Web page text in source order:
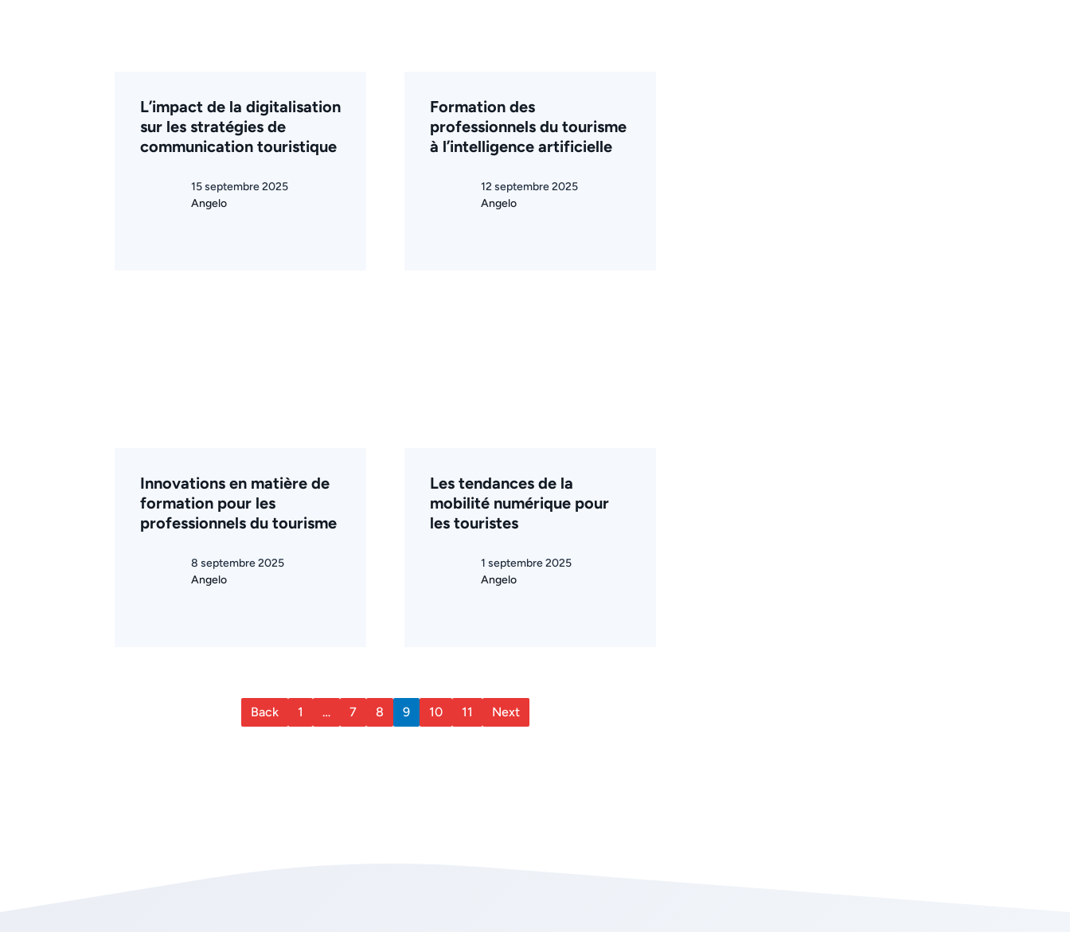
L’impact de la digitalisation
sur les stratégies de
communication touristique
15 septembre 2025
Angelo
Formation des
professionnels du tourisme
à l’intelligence artificielle
12 septembre 2025
Angelo
Innovations en matière de
formation pour les
professionnels du tourisme
8 septembre 2025
Angelo
Les tendances de la
mobilité numérique pour
les touristes
1 septembre 2025
Angelo
Back 1 … 7 8 9 10 11 Next